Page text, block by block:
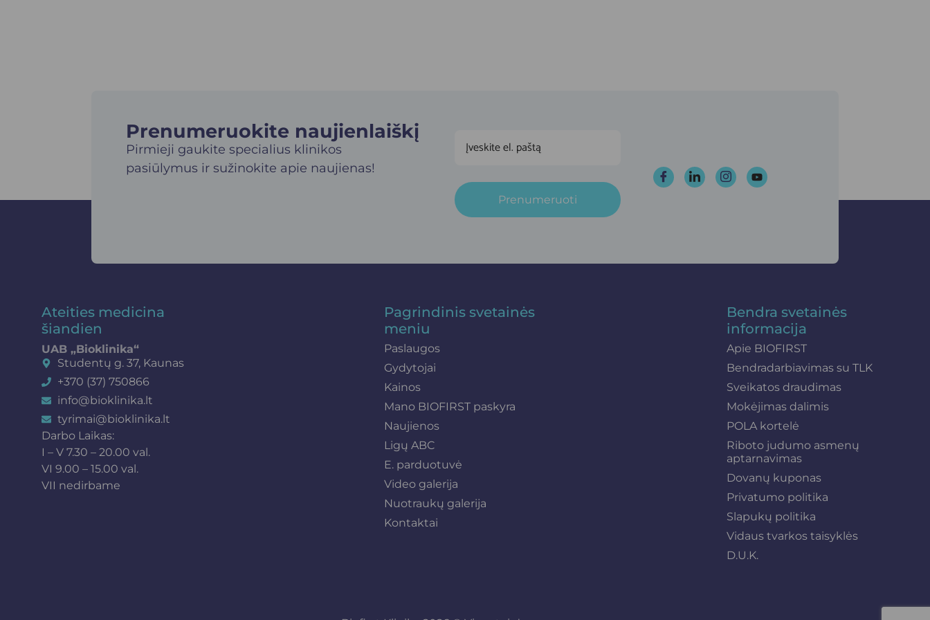
Prenumeruokite naujienlaiškį​
Pirmieji gaukite specialius klinikos
pasiūlymus ir sužinokite apie naujienas!
Prenumeruoti
Ateities medicina
šiandien
UAB „Bioklinika“
Studentų g. 37, Kaunas
+370 (37) 750866
info@bioklinika.lt
tyrimai@bioklinika.lt
Darbo Laikas:
I – V 7.30 – 20.00 val.
VI 9.00 – 15.00 val.
VII nedirbame
Pagrindinis svetainės
meniu
Paslaugos
Gydytojai
Kainos
Mano BIOFIRST paskyra
Naujienos
Ligų ABC
E. parduotuvė
Video galerija
Nuotraukų galerija
Kontaktai
Bendra svetainės
informacija
Apie BIOFIRST
Bendradarbiavimas su TLK
Sveikatos draudimas
Mokėjimas dalimis
POLA kortelė
Riboto judumo asmenų
aptarnavimas
Dovanų kuponas
Privatumo politika
Slapukų politika
Vidaus tvarkos taisyklės
D.U.K.